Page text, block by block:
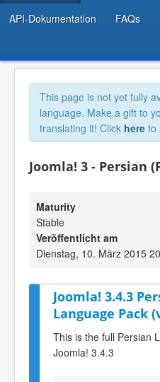
API-Dokumentation FAQs
This page is not yet fully
language. Make a gift to
translating it! Click here to
Joomla! 3 - Persian
Maturity
Stable
Veröffentlicht am
Dienstag, 10. März 2015
Joomla! 3.4.3
Language Pack
This is the full Persian
Joomla! 3.4.3